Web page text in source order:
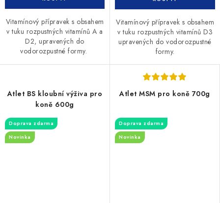
Vitamínový přípravek s obsahem
v tuku rozpustných vitamínů A a
D2, upravených do
vodorozpustné formy.
Vitamínový přípravek s obsahem
v tuku rozpustných vitamínů D3
upravených do vodorozpustné
formy.
Atlet BS kloubní výživa pro
koně 600g
Doprava zdarma
Novinka
Atlet MSM pro koně 700g
Doprava zdarma
Novinka